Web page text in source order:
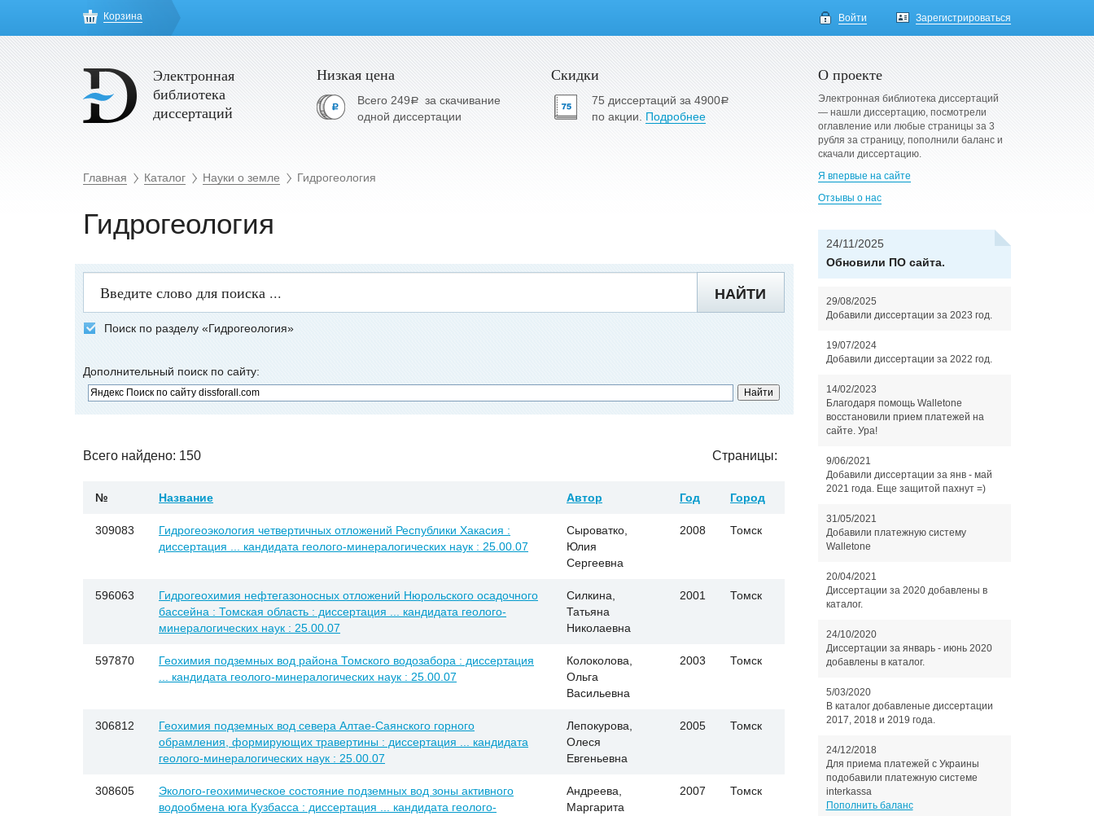
Корзина Войти Зарегистрироваться
Электронная
библиотека
диссертаций
Низкая цена
Всего 249aза скачивание
одной диссертации
Скидки
75 диссертаций за 4900a
по акции. Подробнее
Главная Каталог Науки о земле Гидрогеология
Гидрогеология
НАЙТИ
Поиск по разделу «Гидрогеология»
Дополнительный поиск по сайту:
Всего найдено: 150 Страницы:
№ Название Автор Год Город
309083
Гидрогеоэкология четвертичных отложений Республики Хакасия :
диссертация ... кандидата геолого-минералогических наук : 25.00.07
Сыроватко,
Юлия
Сергеевна
2008 Томск
596063
Гидрогеохимия нефтегазоносных отложений Нюрольского осадочного
бассейна : Томская область : диссертация ... кандидата геолого-
минералогических наук : 25.00.07
Силкина,
Татьяна
Николаевна
2001 Томск
597870
Геохимия подземных вод района Томского водозабора : диссертация
... кандидата геолого-минералогических наук : 25.00.07
Колоколова,
Ольга
Васильевна
2003 Томск
306812
Геохимия подземных вод севера Алтае-Саянского горного
обрамления, формирующих травертины : диссертация ... кандидата
геолого-минералогических наук : 25.00.07
Лепокурова,
Олеся
Евгеньевна
2005 Томск
308605
Эколого-геохимическое состояние подземных вод зоны активного
водообмена юга Кузбасса : диссертация ... кандидата геолого-
Андреева,
Маргарита
2007 Томск
О проекте
Электронная библиотека диссертаций
— нашли диссертацию, посмотрели
оглавление или любые страницы за 3
рубля за страницу, пополнили баланс и
скачали диссертацию.
Я впервые на сайте
Отзывы о нас
24/11/2025
Обновили ПО сайта.
29/08/2025
Добавили диссертации за 2023 год.
19/07/2024
Добавили диссертации за 2022 год.
14/02/2023
Благодаря помощь Walletone
восстановили прием платежей на
сайте. Ура!
9/06/2021
Добавили диссертации за янв - май
2021 года. Еще защитой пахнут =)
31/05/2021
Добавили платежную систему
Walletone
20/04/2021
Диссертации за 2020 добавлены в
каталог.
24/10/2020
Диссертации за январь - июнь 2020
добавлены в каталог.
5/03/2020
В каталог добавленые диссертации
2017, 2018 и 2019 года.
24/12/2018
Для приема платежей с Украины
подобавили платежную системе
interkassa
Пополнить баланс